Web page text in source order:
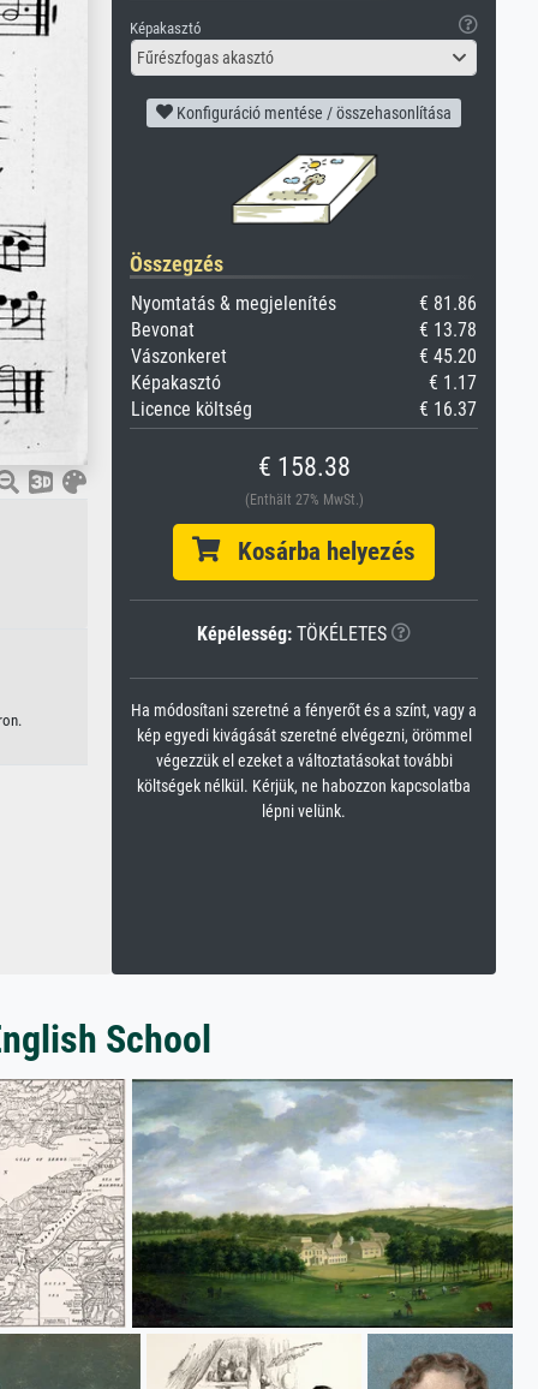
Képakasztó
Fűrészfogas akasztó
Konfiguráció mentése / összehasonlítása
Összegzés
Nyomtatás & megjelenítés
€ 81.86
Bevonat
€ 13.78
Vászonkeret
€ 45.20
Képakasztó
€ 1.17
Licence költség
€ 16.37
€ 158.38
(Enthält 27% MwSt.)
Kosárba helyezés
Képélesség: TÖKÉLETES
Ha módosítani szeretné a fényerőt és a színt, vagy a
kép egyedi kivágását szeretné elvégezni, örömmel
végezzük el ezeket a változtatásokat további
költségek nélkül. Kérjük, ne habozzon kapcsolatba
lépni velünk.
School